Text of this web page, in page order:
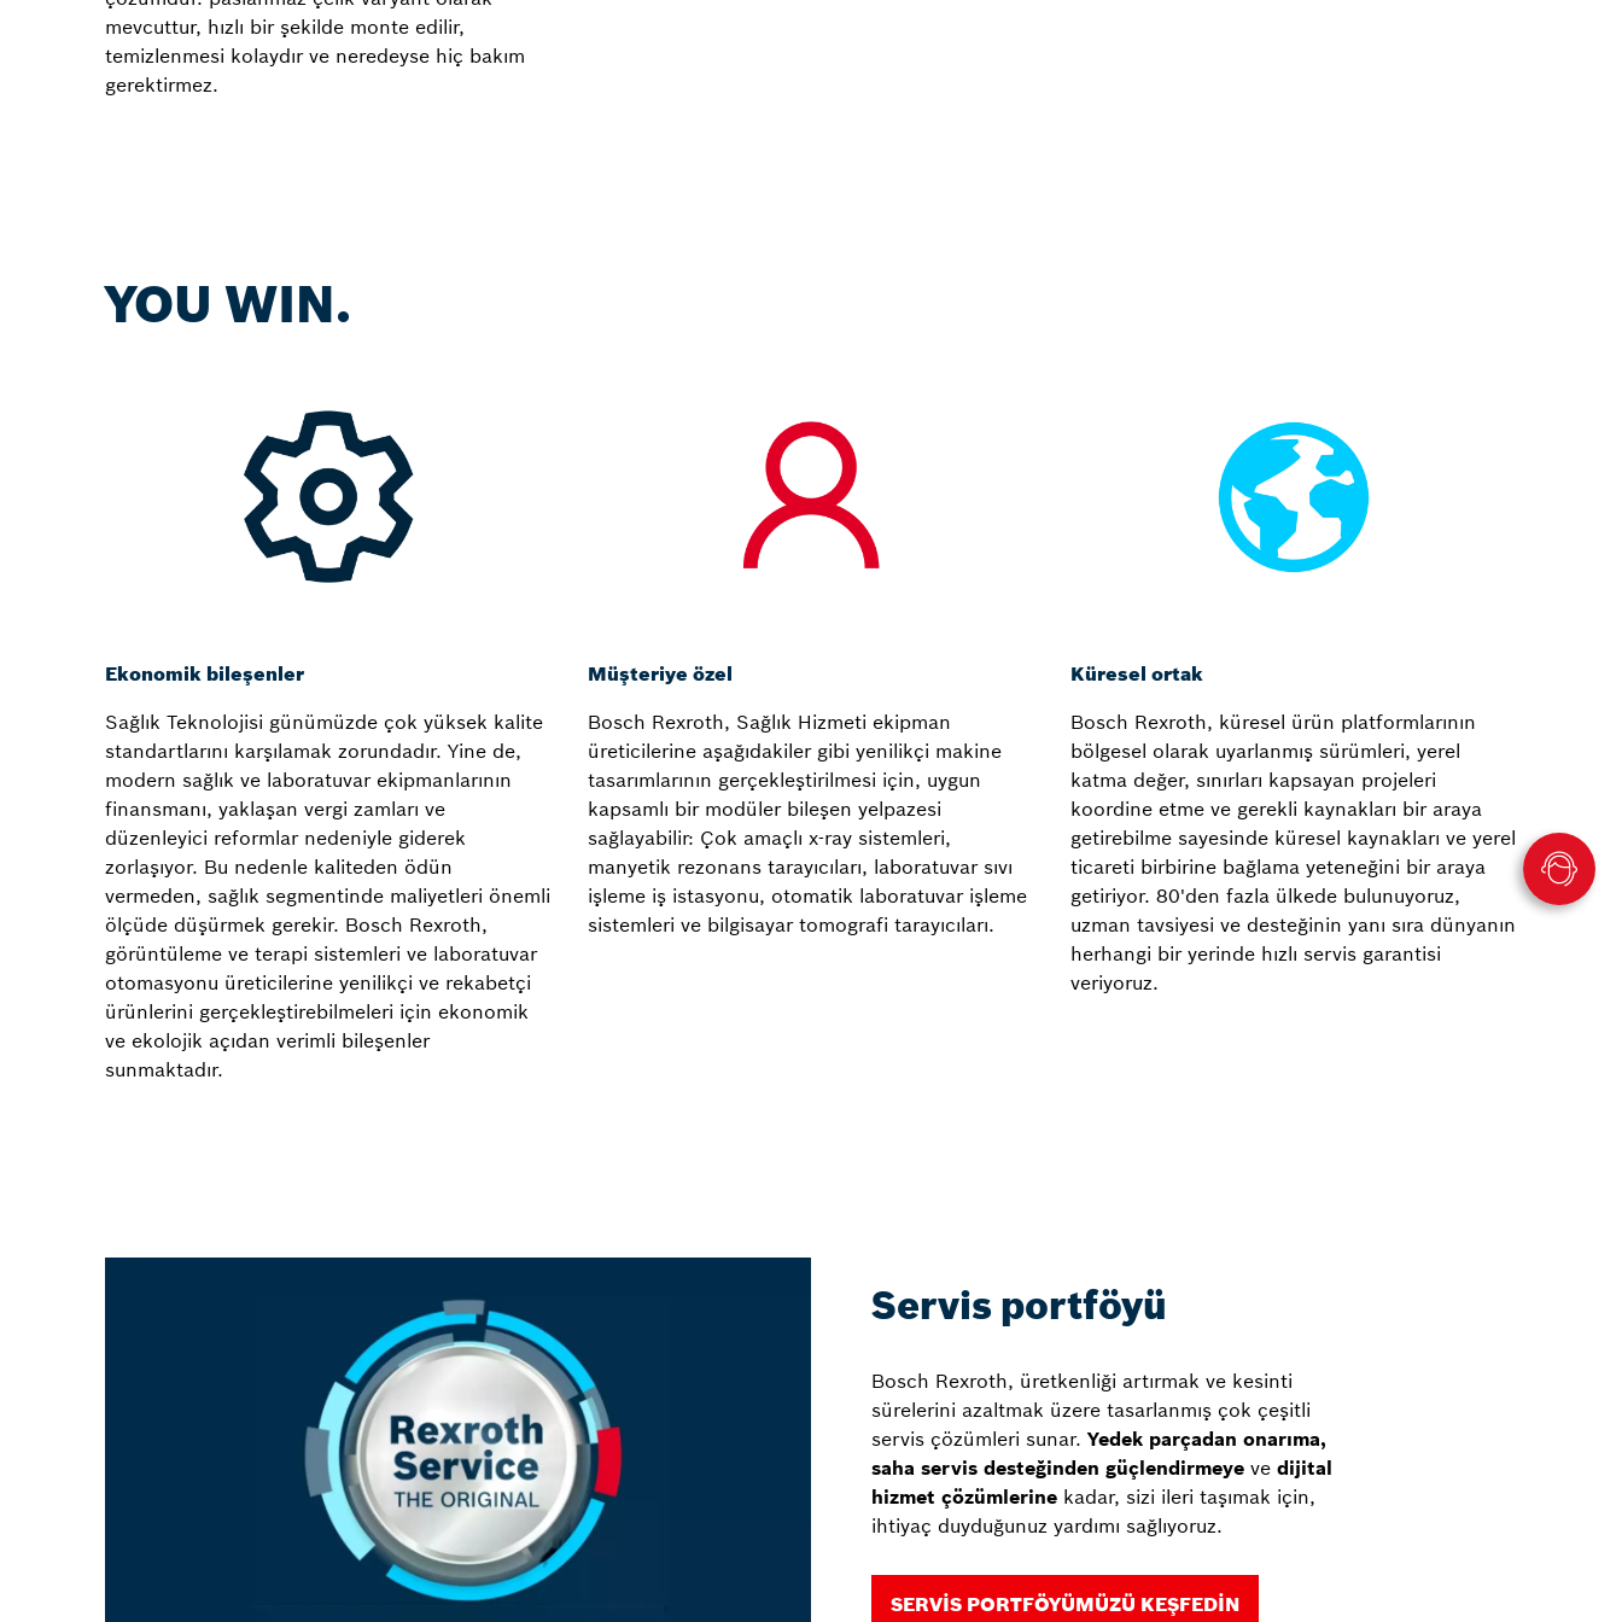
mevcuttur, hızlı bir şekilde monte edilir,
temizlenmesi kolaydır ve neredeyse hiç bakım
gerektirmez.
YOU WIN.
Ekonomik bileşenler
Sağlık Teknolojisi günümüzde çok yüksek kalite
standartlarını karşılamak zorundadır. Yine de,
modern sağlık ve laboratuvar ekipmanlarının
finansmanı, yaklaşan vergi zamları ve
düzenleyici reformlar nedeniyle giderek
zorlaşıyor. Bu nedenle kaliteden ödün
vermeden, sağlık segmentinde maliyetleri önemli
ölçüde düşürmek gerekir. Bosch Rexroth,
görüntüleme ve terapi sistemleri ve laboratuvar
otomasyonu üreticilerine yenilikçi ve rekabetçi
ürünlerini gerçekleştirebilmeleri için ekonomik
ve ekolojik açıdan verimli bileşenler
sunmaktadır.
Müşteriye özel
Bosch Rexroth, Sağlık Hizmeti ekipman
üreticilerine aşağıdakiler gibi yenilikçi makine
tasarımlarının gerçekleştirilmesi için, uygun
kapsamlı bir modüler bileşen yelpazesi
sağlayabilir: Çok amaçlı x-ray sistemleri,
manyetik rezonans tarayıcıları, laboratuvar sıvı
işleme iş istasyonu, otomatik laboratuvar işleme
sistemleri ve bilgisayar tomografi tarayıcıları.
Küresel ortak
Bosch Rexroth, küresel ürün platformlarının
bölgesel olarak uyarlanmış sürümleri, yerel
katma değer, sınırları kapsayan projeleri
koordine etme ve gerekli kaynakları bir araya
getirebilme sayesinde küresel kaynakları ve yerel
ticareti birbirine bağlama yeteneğini bir araya
getiriyor. 80'den fazla ülkede bulunuyoruz,
uzman tavsiyesi ve desteğinin yanı sıra dünyanın
herhangi bir yerinde hızlı servis garantisi
veriyoruz.
Servis portföyü
Bosch Rexroth, üretkenliği artırmak ve kesinti
sürelerini azaltmak üzere tasarlanmış çok çeşitli
servis çözümleri sunar. Yedek parçadan onarıma,
saha servis desteğinden güçlendirmeye ve dijital
hizmet çözümlerine kadar, sizi ileri taşımak için,
ihtiyaç duyduğunuz yardımı sağlıyoruz.
SERVIS PORTFÖYÜMÜZÜ KEŞFEDIN